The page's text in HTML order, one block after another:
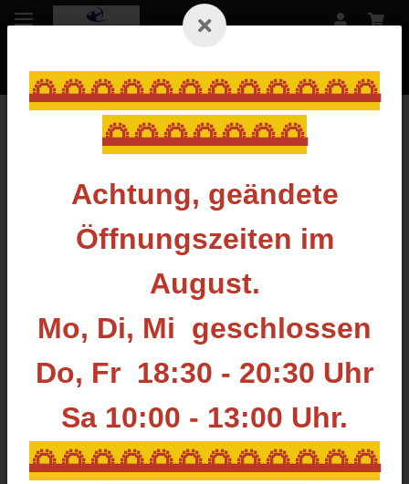
🌅🌅🌅🌅🌅🌅🌅🌅🌅🌅🌅🌅
🌅🌅🌅🌅🌅🌅🌅
Achtung, geändete
Öffnungszeiten im
August.
Mo, Di, Mi geschlossen
Do, Fr 18:30 - 20:30 Uhr
Sa 10:00 - 13:00 Uhr.
🌅🌅🌅🌅🌅🌅🌅🌅🌅🌅🌅🌅
Zurück zur Liste Recurve Pfeilauflagen